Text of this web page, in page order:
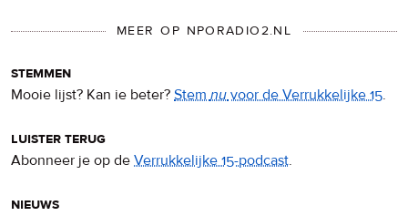
MEER OP NPORADIO2.NL
stemmen
Mooie lijst? Kan ie beter? Stemnuvoor de Verrukkelijke 15.
luister terug
Abonneer je op de Verrukkelijke 15-podcast.
nieuws